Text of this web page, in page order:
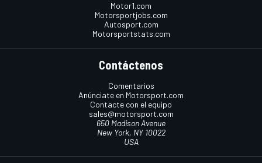
Motor1.com
Motorsportjobs.com
Autosport.com
Motorsportstats.com
Contáctenos
Comentarios
Anúnciate en Motorsport.com
Contacte con el equipo
sales@motorsport.com
650 Madison Avenue
New York, NY 10022
USA